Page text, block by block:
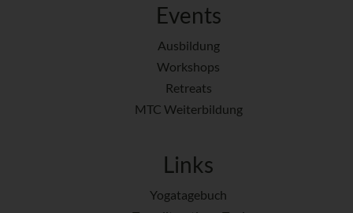
Events
Ausbildung
Workshops
Retreats
MTC Weiterbildung
Links
Yogatagebuch